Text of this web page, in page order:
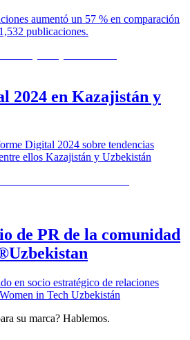
aumentó un 57 % en comparación
publicaciones.
2024 en Kazajistán y
Digital 2024 sobre tendencias
ellos Kazajistán y Uzbekistán
de PR de la comunidad
en socio estratégico de relaciones
in Tech Uzbekistán
su marca? Hablemos.